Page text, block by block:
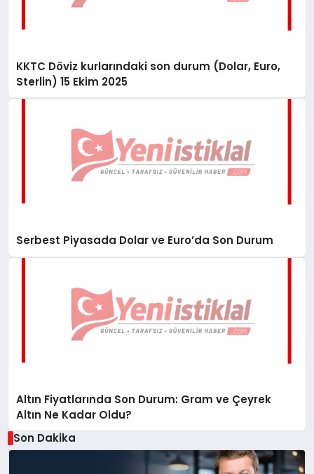
KKTC Döviz kurlarındaki son durum (Dolar, Euro,
Sterlin) 15 Ekim 2025
Serbest Piyasada Dolar ve Euro’da Son Durum
Altın Fiyatlarında Son Durum: Gram ve Çeyrek
Altın Ne Kadar Oldu?
Son Dakika